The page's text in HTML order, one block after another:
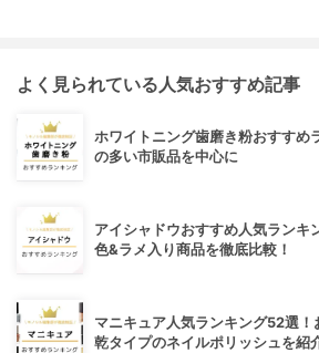
よく見られている人気おすすめ記事
ホワイトニング歯磨き粉おすすめ
の多い市販品を中心に
アイシャドウおすすめ人気ランキ
色&ラメ入り商品を徹底比較！
マニキュア人気ランキング52選
乾タイプのネイルポリッシュを紹